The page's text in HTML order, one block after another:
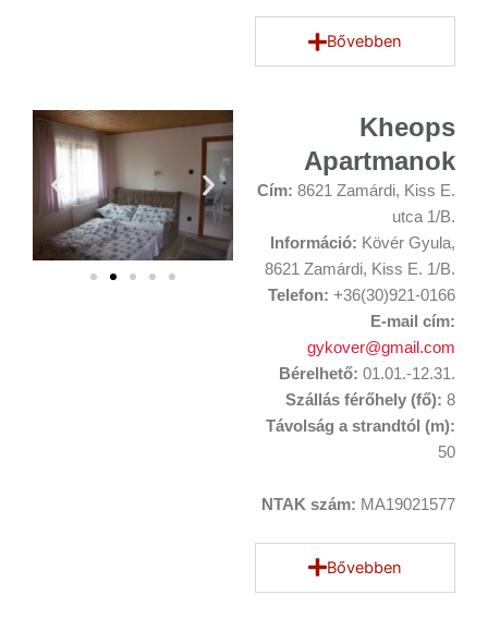
Bővebben
Kheops
Apartmanok
Cím: 8621 Zamárdi, Kiss E.
utca 1/B.
Információ: Kövér Gyula,
8621 Zamárdi, Kiss E. 1/B.
Telefon: +36(30)921-0166
E-mail cím:
gykover@gmail.com
Bérelhető: 01.01.-12.31.
Szállás férőhely (fő): 8
Távolság a strandtól (m):
50
NTAK szám: MA19021577
Bővebben